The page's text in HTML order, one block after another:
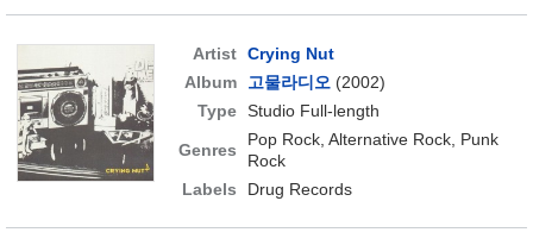
Artist Crying Nut
Album
고물라디오 (2002)
Type Studio Full-length
Genres
Pop Rock, Alternative Rock, Punk
Rock
Labels
Drug Records